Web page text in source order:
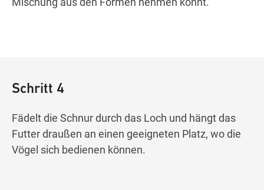
Schritt 4
Fädelt die Schnur durch das Loch und hängt das
Futter draußen an einen geeigneten Platz, wo die
Vögel sich bedienen können.